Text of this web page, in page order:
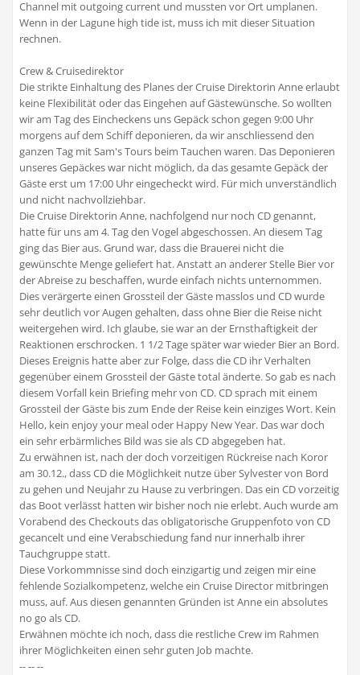
Channel mit outgoing current und mussten vor Ort umplanen.
Wenn in der Lagune high tide ist, muss ich mit dieser Situation
rechnen.
Crew & Cruisedirektor
Die strikte Einhaltung des Planes der Cruise Direktorin Anne erlaubt
keine Flexibilität oder das Eingehen auf Gästewünsche. So wollten
wir am Tag des Eincheckens uns Gepäck schon gegen 9:00 Uhr
morgens auf dem Schiff deponieren, da wir anschliessend den
ganzen Tag mit Sam's Tours beim Tauchen waren. Das Deponieren
unseres Gepäckes war nicht möglich, da das gesamte Gepäck der
Gäste erst um 17:00 Uhr eingecheckt wird. Für mich unverständlich
und nicht nachvollziehbar.
Die Cruise Direktorin Anne, nachfolgend nur noch CD genannt,
hatte für uns am 4. Tag den Vogel abgeschossen. An diesem Tag
ging das Bier aus. Grund war, dass die Brauerei nicht die
gewünschte Menge geliefert hat. Anstatt an anderer Stelle Bier vor
der Abreise zu beschaffen, wurde einfach nichts unternommen.
Dies verärgerte einen Grossteil der Gäste masslos und CD wurde
sehr deutlich vor Augen gehalten, dass ohne Bier die Reise nicht
weitergehen wird. Ich glaube, sie war an der Ernsthaftigkeit der
Reaktionen erschrocken. 1 1/2 Tage später war wieder Bier an Bord.
Dieses Ereignis hatte aber zur Folge, dass die CD ihr Verhalten
gegenüber einem Grossteil der Gäste total änderte. So gab es nach
diesem Vorfall kein Briefing mehr von CD. CD sprach mit einem
Grossteil der Gäste bis zum Ende der Reise kein einziges Wort. Kein
Hello, kein enjoy your meal oder Happy New Year. Das war doch
ein sehr erbärmliches Bild was sie als CD abgegeben hat.
Zu erwähnen ist, nach der doch vorzeitigen Rückreise nach Koror
am 30.12., dass CD die Möglichkeit nutze über Sylvester von Bord
zu gehen und Neujahr zu Hause zu verbringen. Das ein CD vorzeitig
das Boot verlässt hatten wir bisher noch nie erlebt. Auch wurde am
Vorabend des Checkouts das obligatorische Gruppenfoto von CD
gecancelt und eine Verabschiedung fand nur innerhalb ihrer
Tauchgruppe statt.
Diese Vorkommnisse sind doch einzigartig und zeigen mir eine
fehlende Sozialkompetenz, welche ein Cruise Director mitbringen
muss, auf. Aus diesen genannten Gründen ist Anne ein absolutes
no go als CD.
Erwähnen möchte ich noch, dass die restliche Crew im Rahmen
ihrer Möglichkeiten einen sehr guten Job machte.
-- -- --